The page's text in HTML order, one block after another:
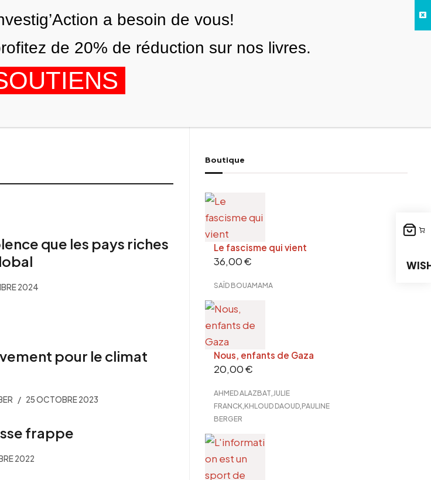
que les pays riches
2024
pour le climat
25 OCTOBRE 2023
frappe
2022
Boutique
Le fascisme qui vient
36,00€
SAÏD BOUAMAMA
Nous, enfants de Gaza
20,00€
AHMED ALAZBAT JULIE
FRANCK KHLOUD DAOUD, PAULINE
BERGER
a besoin de vous!
de 20% de réduction sur nos livres.